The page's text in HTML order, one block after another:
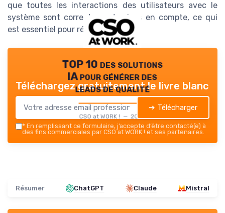
que toutes les interactions des utilisateurs avec le
système sont correctement prises en compte, ce qui
est essentiel pour réussir un projet.
TOP 10 des solutions
IA pour générer des
leads de qualité
CSO at WORK ! — 2026
Téléchargez gratuitement le livre blanc
➔ Télécharger
* En remplissant ce formulaire, j’accepte d’être contacté(e) à
des fins commerciales par CSO at WORK ! et ses partenaires.
Résumer ChatGPT Claude Mistral